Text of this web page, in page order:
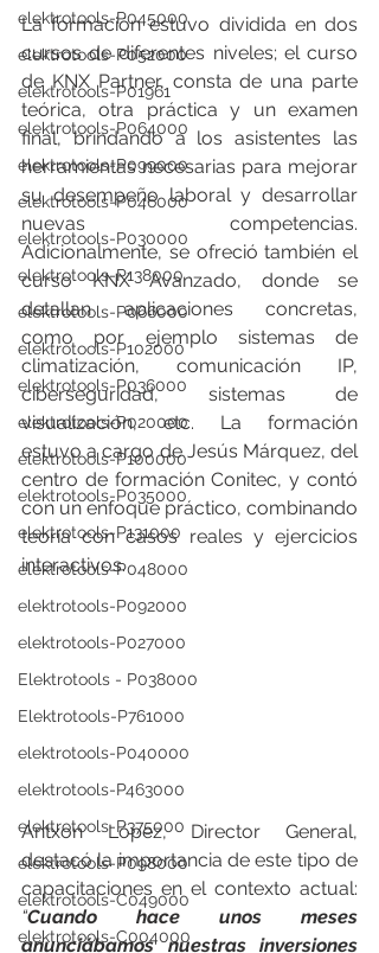
elektrotools-P045000
elektrotools-P052000
elektrotools-P01961
elektrotools-P064000
elektrotools-P099000
elektrotools-P046000
elektrotools-P030000
elektrotools-P138000
elektrotools-P066000
elektrotools-P102000
elektrotools-P036000
elektrotools-P020000
elektrotools-P100000
elektrotools-P035000
elektrotools-P131000
elektrotools-P048000
elektrotools-P092000
elektrotools-P027000
Elektrotools - P038000
Elektrotools-P761000
elektrotools-P040000
elektrotools-P463000
elektrotools-P375000
elektrotools-P098000
elektrotools-C049000
elektrotools-C004000
La formación estuvo dividida en dos
cursos de diferentes niveles; el curso
de KNX Partner, consta de una parte
teórica, otra práctica y un examen
final, brindando a los asistentes las
herramientas necesarias para mejorar
su desempeño laboral y desarrollar
nuevas competencias.
Adicionalmente, se ofreció también el
curso KNX Avanzado, donde se
detallan aplicaciones concretas,
como por ejemplo sistemas de
climatización, comunicación IP,
ciberseguridad, sistemas de
visualización, etc. La formación
estuvo a cargo de Jesús Márquez, del
centro de formación Conitec, y contó
con un enfoque práctico, combinando
teoría con casos reales y ejercicios
interactivos.
Antxon López, Director General,
destacó la importancia de este tipo de
“Cuando hace unos meses
anunciábamos nuestras inversiones